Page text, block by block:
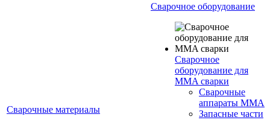
Сварочные материалы
Сварочное оборудование
Сварочное
оборудование для
MMA сварки
Сварочные
аппараты MMA
Запасные части